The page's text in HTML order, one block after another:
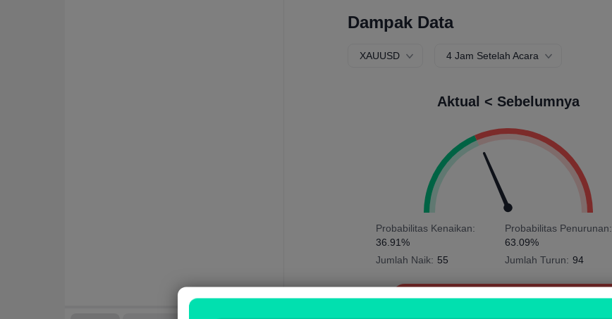
Dampak Data
XAUUSD 4 Jam Setelah Acara
Aktual < Sebelumnya
Probabilitas Kenaikan:
36.91%
Jumlah Naik: 55
Probabilitas Penurunan:
63.09%
Jumlah Turun: 94
Rata-rata Volatilitas: -62Points(-0.04%)